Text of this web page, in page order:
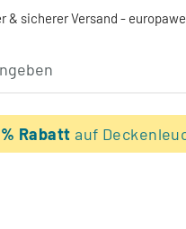
& sicherer Versand -
% Rabattauf